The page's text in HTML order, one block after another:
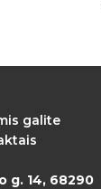
galite
g. 14, 68290